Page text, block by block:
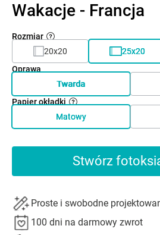
Wakacje - Francja
Rozmiar
20x20
25x20
Oprawa
Twarda
Papier okładki
Matowy
Stwórz
Proste i swobodne
100 dni na darmowy zwrot